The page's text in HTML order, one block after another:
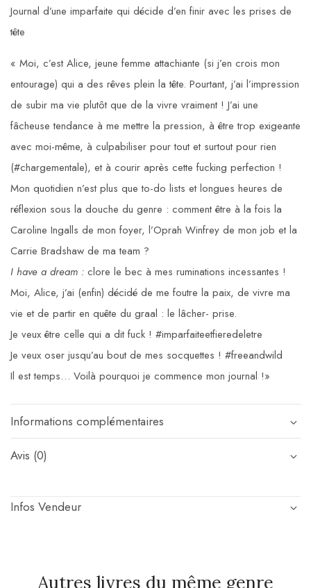
Journal d’une imparfaite qui décide d’en finir avec les prises de
tête
« Moi, c’est Alice, jeune femme attachiante (si j’en crois mon
entourage) qui a des rêves plein la tête. Pourtant, j’ai l’impression
de subir ma vie plutôt que de la vivre vraiment ! J’ai une
fâcheuse tendance à me mettre la pression, à être trop exigeante
avec moi-même, à culpabiliser pour tout et surtout pour rien
(#chargementale), et à courir après cette fucking perfection !
Mon quotidien n’est plus que to-do lists et longues heures de
réflexion sous la douche du genre : comment être à la fois la
Caroline Ingalls de mon foyer, l’Oprah Winfrey de mon job et la
Carrie Bradshaw de ma team ?
I have a dream : clore le bec à mes ruminations incessantes !
Moi, Alice, j’ai (enfin) décidé de me foutre la paix, de vivre ma
vie et de partir en quête du graal : le lâcher- prise.
Je veux être celle qui a dit fuck ! #imparfaiteetfieredeletre
Je veux oser jusqu’au bout de mes socquettes ! #freeandwild
Il est temps… Voilà pourquoi je commence mon journal !»
Informations complémentaires
Avis (0)
Infos Vendeur
Autres livres du même genre